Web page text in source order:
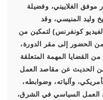
موفق الغلاييني، وفضيلة
وليد المنيسي، وقد
كونفرنس) لتمكين من
الحضور إلى مقر الدورة،
القضايا المهمة المتعلقة
من الحديث عن مقاصد العمل
وآلياته، وضوابطه،
العمل السياسي في الشرق،